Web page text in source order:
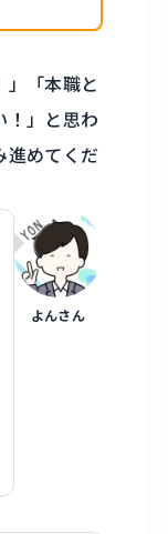
」「本職と
！」と思わ
進めてくだ
よんさん